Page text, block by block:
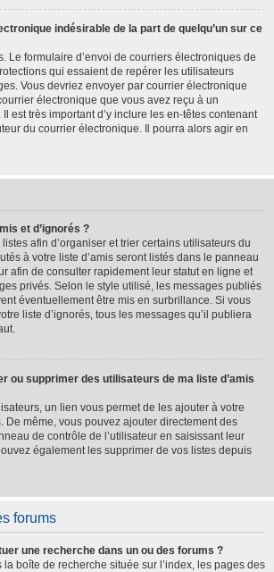
indésirable de la part de quelqu’un sur ce
Le formulaire d’envoi de courriers électroniques de
qui essaient de repérer les utilisateurs
Vous devriez envoyer par courrier électronique
électronique que vous avez reçu à un
est très important d’y inclure les en-têtes contenant
du courrier électronique. Il pourra alors agir en
et d’ignorés ?
afin d’organiser et trier certains utilisateurs du
à votre liste d’amis seront listés dans le panneau
afin de consulter rapidement leur statut en ligne et
privés. Selon le style utilisé, les messages publiés
éventuellement être mis en surbrillance. Si vous
liste d’ignorés, tous les messages qu’il publiera
ou supprimer des utilisateurs de ma liste d’amis
un lien vous permet de les ajouter à votre
De même, vous pouvez ajouter directement des
de contrôle de l’utilisateur en saisissant leur
également les supprimer de vos listes depuis
forums
une recherche dans un ou des forums ?
boîte de recherche située sur l’index, les pages des